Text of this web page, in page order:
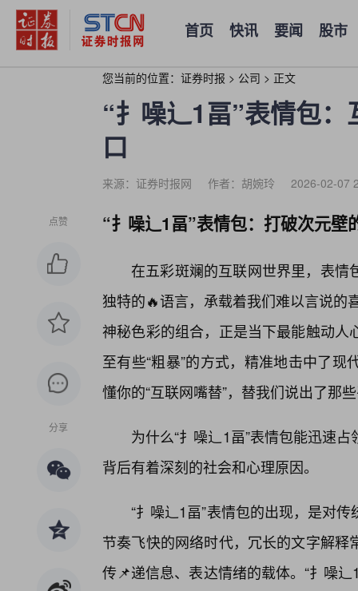
首页 快讯 要闻 股市
您当前的位置： 证券时报 > 公司 > 正文
“扌噪辶1畐”表情包
口
来源：证券时报网 作者：胡婉玲 2026-02-07
点赞
分享
“扌噪辶1畐”表情包：打破次元壁
在五彩斑斓的互联网世界里，表情
独特的🔥语言，承载着我们难以言说的
神秘色彩的组合，正是当下最能触动
至有些“粗暴”的方式，精准地击中了
懂你的“互联网嘴替”，替我们说出了那
为什么“扌噪辶1畐”表情包能迅速
背后有着深刻的社会和心理原因。
“扌噪辶1畐”表情包的出现，是对
节奏飞快的网络时代，冗长的文字解
传📌递信息、表达情绪的载体。“扌噪